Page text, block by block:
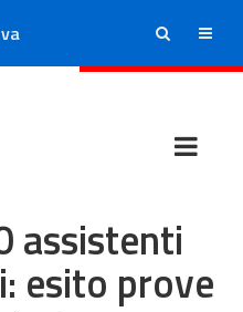
ricerca menu
assistenti
esito prove